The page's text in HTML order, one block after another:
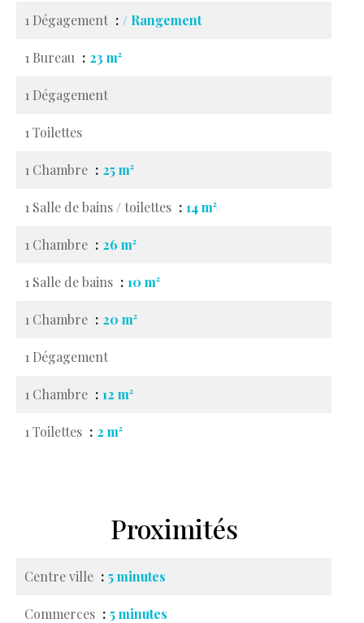
1 Dégagement / Rangement
1 Bureau 23 m²
1 Dégagement
1 Toilettes
1 Chambre 25 m²
1 Salle de bains / toilettes 14 m²
1 Chambre 26 m²
1 Salle de bains 10 m²
1 Chambre 20 m²
1 Dégagement
1 Chambre 12 m²
1 Toilettes 2 m²
Proximités
Centre ville 5 minutes
Commerces 5 minutes